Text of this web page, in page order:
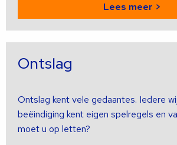
Lees meer >
Ontslag
Ontslag kent vele gedaantes. Iedere
beëindiging kent eigen spelregels en
moet u op letten?